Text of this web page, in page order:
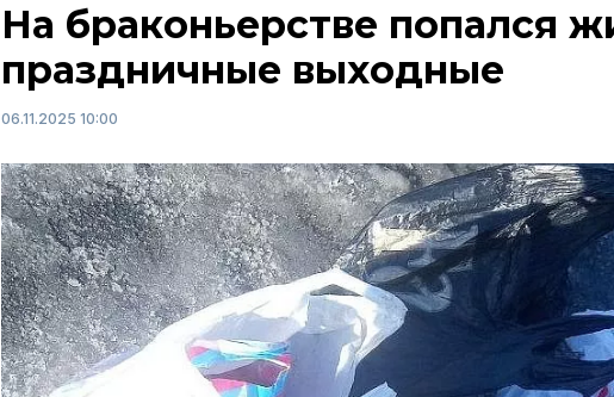
На браконьерстве попался
праздничные выходные
06.11.2025 10:00